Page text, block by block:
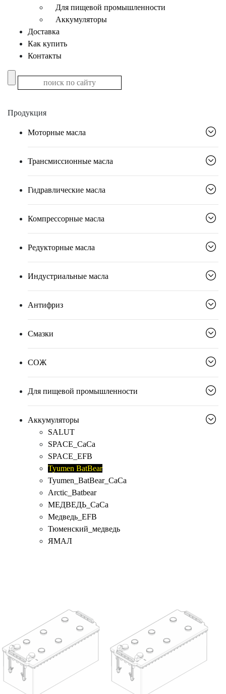
Для пищевой промышленности
Аккумуляторы
Доставка
Как купить
Контакты
Продукция
Моторные масла
Трансмиссионные масла
Гидравлические масла
Компрессорные масла
Редукторные масла
Индустриальные масла
Антифриз
Смазки
СОЖ
Для пищевой промышленности
Аккумуляторы
SALUT
SPACE_CaCa
SPACE_EFB
Tyumen BatBear
Tyumen_BatBear_CaCa
Аrctic_Batbear
МЕДВЕДЬ_CaCa
Медведь_EFB
Тюменский_медведь
ЯМАЛ